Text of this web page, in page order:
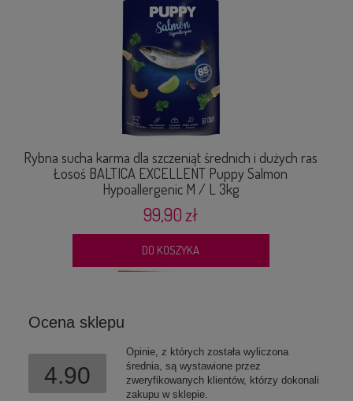
Rybna sucha karma dla szczeniąt średnich i dużych ras
Łosoś BALTICA EXCELLENT Puppy Salmon
Hypoallergenic M / L 3kg
99,90 zł
DO KOSZYKA
Ocena sklepu
4.90
Opinie, z których została wyliczona
średnia, są wystawione przez
zweryfikowanych klientów, którzy dokonali
zakupu w sklepie.